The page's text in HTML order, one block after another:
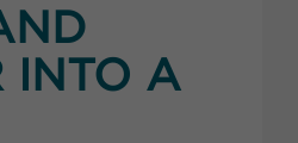
INTO A